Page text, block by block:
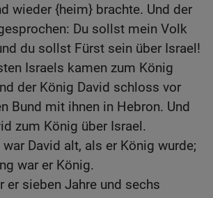
wieder {heim} brachte. Und der
Du sollst mein Volk
du sollst Fürst sein über Israel!
Israels kamen zum König
der König David schloss vor
Bund mit ihnen in Hebron. Und
zum König über Israel.
David alt, als er König wurde;
war er König.
er sieben Jahre und sechs